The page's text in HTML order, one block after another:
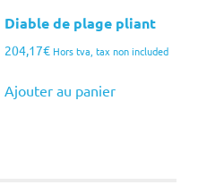
Diable de plage pliant
204,17€ Hors tva, tax non included
Ajouter au panier